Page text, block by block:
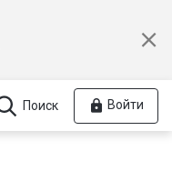
Поиск Войти